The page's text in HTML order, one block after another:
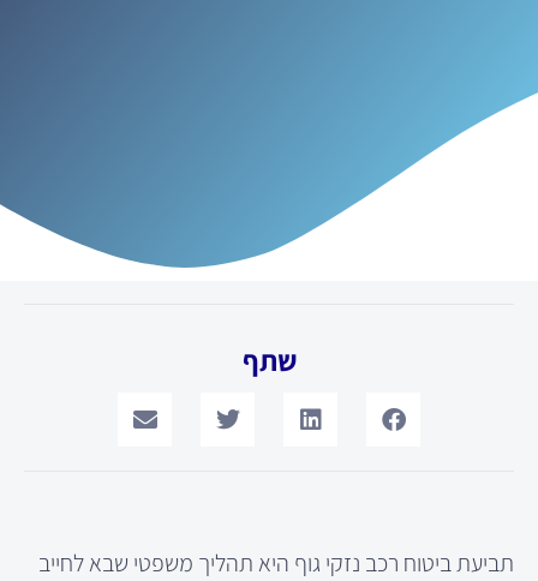
שתף
תביעת ביטוח רכב נזקי גוף היא תהליך משפטי שבא לחייב